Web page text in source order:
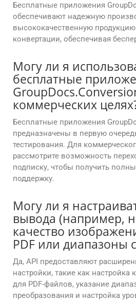
Бесплатные приложения
обеспечивают надежную
высококачественную
конвертации, обеспечивая
Могу ли я
бесплатные
коммерческих
Бесплатные приложения
предназначены в первую
тестирования. Для
рассмотрите возможность
подписку, чтобы получить
поддержку.
Могу ли я
вывода (например,
качество
PDF или диапазоны
Да, API предоставляют
настройки, такие как настройка
для PDF-файлов, указание
преобразования и настройка